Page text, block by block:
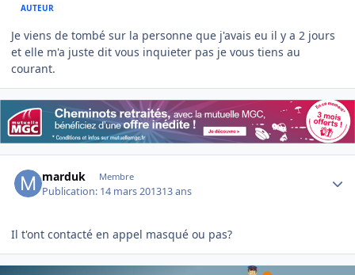
AUTEUR
Je viens de tombé sur la personne que j'avais eu il y a 2 jours
et elle m'a juste dit vous inquieter pas je vous tiens au
courant.
marduk Membre
Publication: 14 mars 201313 ans
Il t'ont contacté en appel masqué ou pas?